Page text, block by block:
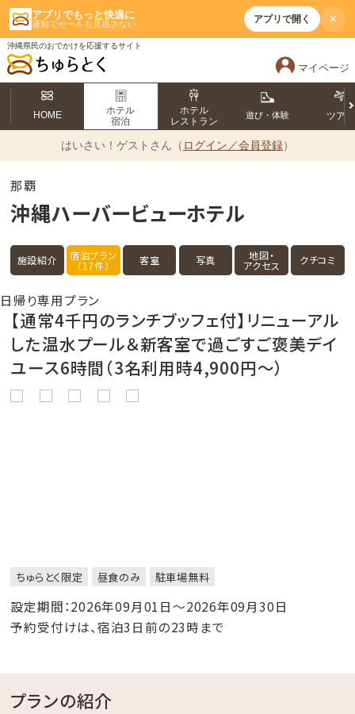
アプリでもっと快適に
通知でセールも見逃さない アプリで開く ×
沖縄県民のおでかけを応援するサイト
マイページ
HOME
ホテル
宿泊
ホテル
レストラン
遊び・体験 ツアー
はいさい！ ゲストさん（ ログイン／会員登録）
那覇
沖縄ハーバービューホテル
施設紹介 宿泊プラン
（17件） 客室 写真 地図・
アクセス クチコミ
日帰り専用プラン
【通常4千円のランチブッフェ付】リニューアル
した温水プール＆新客室で過ごすご褒美デイ
ユース6時間（3名利用時4,900円～）
ちゅらとく限定 昼食のみ 駐車場無料
設定期間：2026年09月01日～2026年09月30日
予約受付けは、宿泊3日前の23時まで
プランの紹介